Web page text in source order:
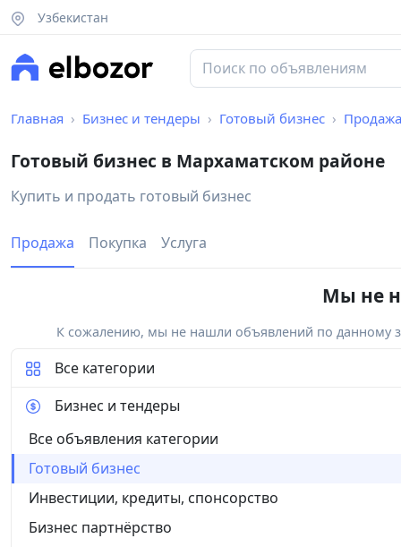
Узбекистан
Главная Бизнес и тендеры Готовый бизнес Продажа
Готовый бизнес в Мархаматском районе
Купить и продать готовый бизнес
Продажа Покупка Услуга
Мы не
К сожалению, мы не нашли объявлений по данному
Все категории
Бизнес и тендеры
Все объявления категории
Готовый бизнес
Инвестиции, кредиты, спонсорство
Бизнес партнёрство